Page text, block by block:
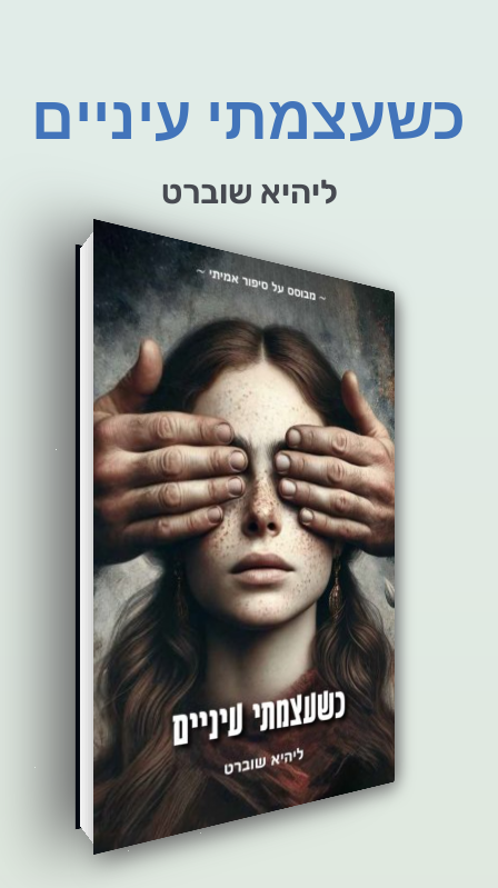
כשעצמתי עיניים
ליהיא שוברט